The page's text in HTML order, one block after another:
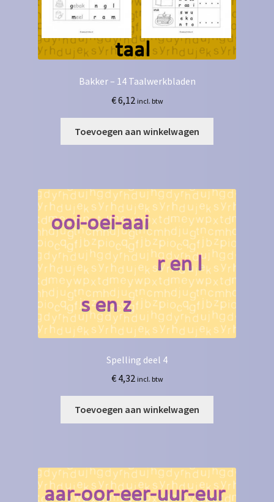
Bakker – 14 Taalwerkbladen
€6,12 incl. btw
Toevoegen aan winkelwagen
Spelling deel 4
€4,32 incl. btw
Toevoegen aan winkelwagen